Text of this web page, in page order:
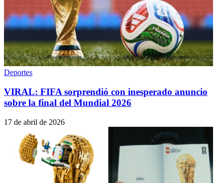
Deportes
VIRAL: FIFA sorprendió con inesperado anuncio
sobre la final del Mundial 2026
17 de abril de 2026